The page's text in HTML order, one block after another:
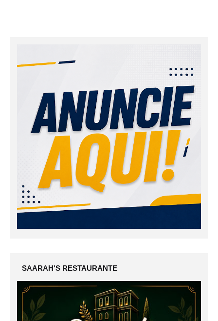
SAARAH'S RESTAURANTE